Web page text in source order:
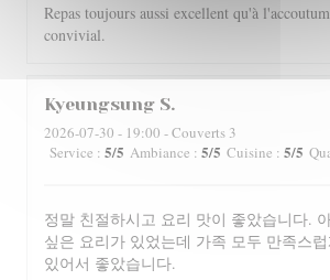
Repas toujours aussi excellent qu'à
convivial.
Kyeungsung S
2026-07-30 - 19:00 - Couverts 3
Service : 5/5 Ambiance : 5/5 Cuisine : 5/5
정말 친절하시고 요리 맛이 좋았습니다.
싶은 요리가 있었는데 가족 모두 만족스
있어서 좋았습니다.